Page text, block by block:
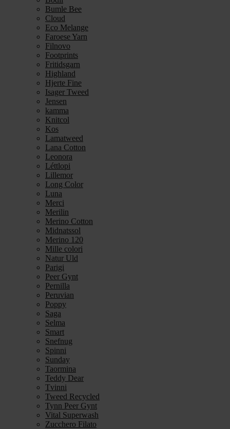
Bumle Bee
Cloud
Eco Melange
Faroese Yarn
Filnovo
Footprints
Fritidsgarn
Highland
Hjerte Fine
Isager Tweed
Jensen
kamma
Knitcol
Kos
Lamatweed
Lana Cotton
Leonora
Léttlopi
Lillemor
Long Color
Luna
Merci
Merilin
Merino Cotton
Midnatssol
Merino 120
Mille colori
Natur Uld
Parigi
Peer Gynt
Pernilla
Peruvian
Poppy
Saga
Selma
Smart
Snefnug
Spinni
Sunday
Taormina
Teddy Dear
Tvinni
Tweed Recycled
Tynn Peer Gynt
Vital Superwash
Zucchero Filato